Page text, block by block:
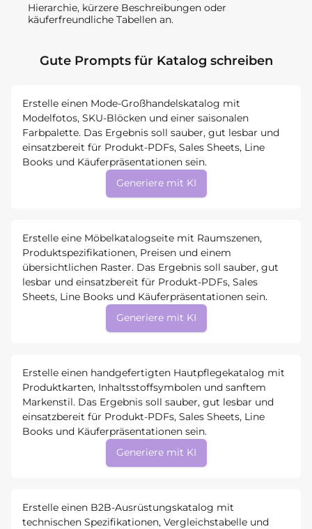
Hierarchie, kürzere Beschreibungen oder
käuferfreundliche Tabellen an.
Gute Prompts für Katalog schreiben
Erstelle einen Mode-Großhandelskatalog mit
Modelfotos, SKU-Blöcken und einer saisonalen
Farbpalette. Das Ergebnis soll sauber, gut lesbar und
einsatzbereit für Produkt-PDFs, Sales Sheets, Line
Books und Käuferpräsentationen sein.
Generiere mit KI
Erstelle eine Möbelkatalogseite mit Raumszenen,
Produktspezifikationen, Preisen und einem
übersichtlichen Raster. Das Ergebnis soll sauber, gut
lesbar und einsatzbereit für Produkt-PDFs, Sales
Sheets, Line Books und Käuferpräsentationen sein.
Generiere mit KI
Erstelle einen handgefertigten Hautpflegekatalog mit
Produktkarten, Inhaltsstoffsymbolen und sanftem
Markenstil. Das Ergebnis soll sauber, gut lesbar und
einsatzbereit für Produkt-PDFs, Sales Sheets, Line
Books und Käuferpräsentationen sein.
Generiere mit KI
Erstelle einen B2B-Ausrüstungskatalog mit
technischen Spezifikationen, Vergleichstabelle und